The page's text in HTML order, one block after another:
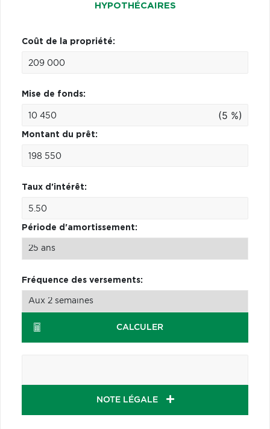
HYPOTHÉCAIRES
Coût de la propriété:
Mise de fonds:
(5 %)
Montant du prêt:
Taux d'intérêt:
Période d'amortissement:
Fréquence des versements:
CALCULER
NOTE LÉGALE